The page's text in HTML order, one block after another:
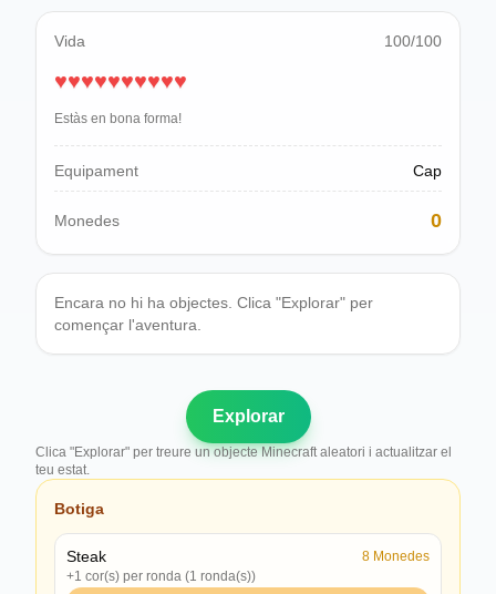
generador d'adreces IP aleatòries
Bahasa Indonesia
Svenska
ภาษาไทย
Українська
Tiếng Việt
Vida 100/100
♥♥♥♥♥♥♥♥♥♥
Estàs en bona forma!
Equipament Cap
Monedes 0
Encara no hi ha objectes. Clica "Explorar" per
començar l'aventura.
Explorar
Clica "Explorar" per treure un objecte Minecraft aleatori i actualitzar el
teu estat.
Botiga
Steak 8 Monedes
+1 cor(s) per ronda (1 ronda(s))